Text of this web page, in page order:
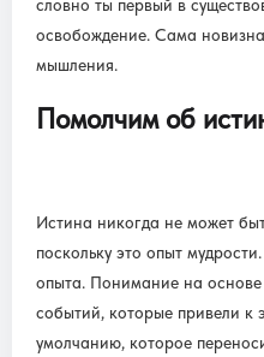
словно ты первый в
освобождение. Сама
мышления.
Помолчим об
Истина никогда не может
поскольку это опыт
опыта. Понимание на
событий, которые привели к
умолчанию, которое